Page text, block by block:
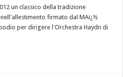
un classico della tradizione
firmato dal MAï¿½
per dirigere l'Orchestra Haydn di